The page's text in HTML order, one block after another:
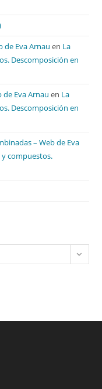
de Eva Arnau en La
Descomposición en
de Eva Arnau en La
Descomposición en
– Web de Eva
compuestos.